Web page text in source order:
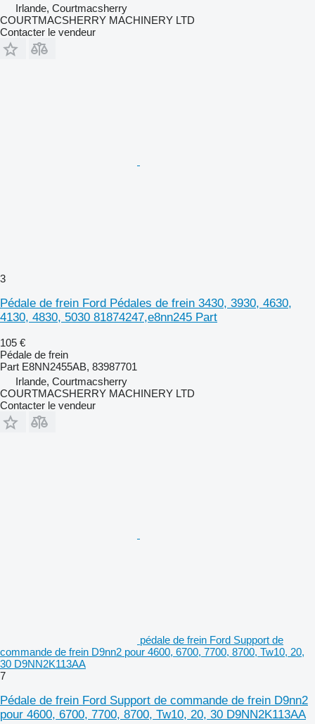
Irlande, Courtmacsherry
COURTMACSHERRY MACHINERY LTD
Contacter le vendeur
3
Pédale de frein Ford Pédales de frein 3430, 3930, 4630,
4130, 4830, 5030 81874247,e8nn245 Part
105 €
Pédale de frein
Part E8NN2455AB, 83987701
Irlande, Courtmacsherry
COURTMACSHERRY MACHINERY LTD
Contacter le vendeur
pédale de frein Ford Support de
commande de frein D9nn2 pour 4600, 6700, 7700, 8700, Tw10, 20,
30 D9NN2K113AA
7
Pédale de frein Ford Support de commande de frein D9nn2
pour 4600, 6700, 7700, 8700, Tw10, 20, 30 D9NN2K113AA